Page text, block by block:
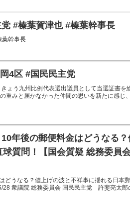
#榛葉賀津也 #榛葉幹事長
葉幹事長
4区 #国民民主党
ょう九州比例代表選出議員として当選証書を
重みと届かなかった仲間の思いを新たに感じ
年後の郵便料金はどうなる
質問！【国会質疑 総務委員
どうなる？値上げの波と不祥事に揺れる日本
28 衆議院 総務委員会 国民民主党 許斐亮太郎